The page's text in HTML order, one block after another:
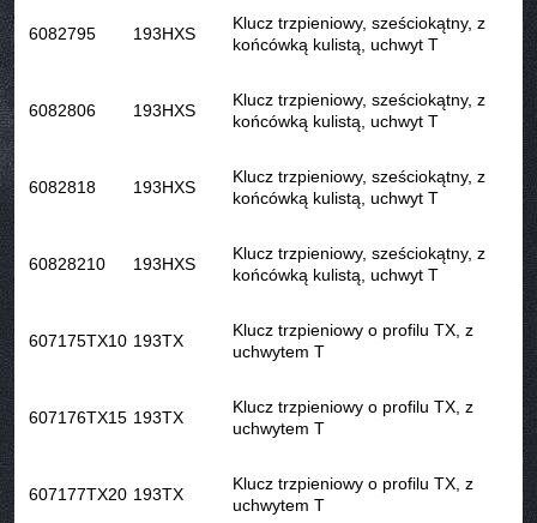
6082795 193HXS
Klucz trzpieniowy, sześciokątny, z
końcówką kulistą, uchwyt T
6082806 193HXS
Klucz trzpieniowy, sześciokątny, z
końcówką kulistą, uchwyt T
6082818 193HXS
Klucz trzpieniowy, sześciokątny, z
końcówką kulistą, uchwyt T
60828210 193HXS
Klucz trzpieniowy, sześciokątny, z
końcówką kulistą, uchwyt T
607175TX10 193TX
Klucz trzpieniowy o profilu TX, z
uchwytem T
607176TX15 193TX
Klucz trzpieniowy o profilu TX, z
uchwytem T
607177TX20 193TX
Klucz trzpieniowy o profilu TX, z
uchwytem T